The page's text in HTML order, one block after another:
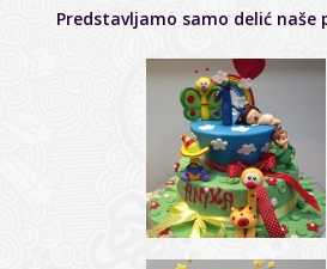
Predstavljamo samo delić